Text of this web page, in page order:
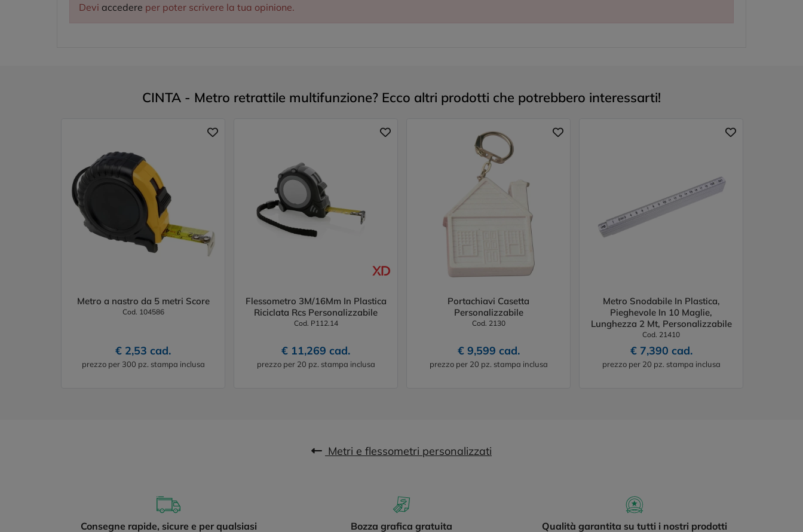
Devi accedere per poter scrivere la tua opinione.
CINTA - Metro retrattile multifunzione? Ecco altri prodotti che potrebbero interessarti!
Metro a nastro da 5 metri Score
Cod. 104586
€ 2,53 cad.
prezzo per 300 pz. stampa inclusa
Flessometro 3M/16Mm In Plastica
Riciclata Rcs Personalizzabile
Cod. P112.14
€ 11,269 cad.
prezzo per 20 pz. stampa inclusa
Portachiavi Casetta
Personalizzabile
Cod. 2130
€ 9,599 cad.
prezzo per 20 pz. stampa inclusa
Metro Snodabile In Plastica,
Pieghevole In 10 Maglie,
Lunghezza 2 Mt, Personalizzabile
Cod. 21410
€ 7,390 cad.
prezzo per 20 pz. stampa inclusa
Metri e flessometri personalizzati
Consegne rapide, sicure e per qualsiasi
Bozza grafica gratuita Qualità garantita su tutti i nostri prodotti